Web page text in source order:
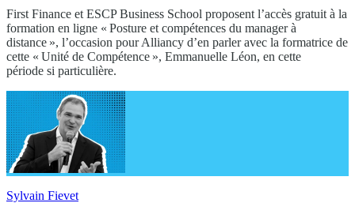
First Finance et ESCP Business School proposent l’accès gratuit à la
formation en ligne « Posture et compétences du manager à
distance », l’occasion pour Alliancy d’en parler avec la formatrice de
cette « Unité de Compétence », Emmanuelle Léon, en cette
période si particulière.
Sylvain Fievet